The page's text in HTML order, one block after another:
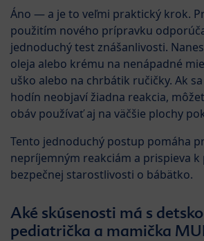
Áno — a je to veľmi praktický krok.
použitím nového prípravku
jednoduchý test znášanlivosti.
oleja alebo krému na nenápadné
uško alebo na chrbátik ručičky. Ak
hodín neobjaví žiadna reakcia,
obáv používať aj na väčšie plochy
Tento jednoduchý postup pomáha
nepríjemným reakciám a prispieva k
bezpečnej starostlivosti o bábätko.
Aké skúsenosti má s
pediatrička a mamička